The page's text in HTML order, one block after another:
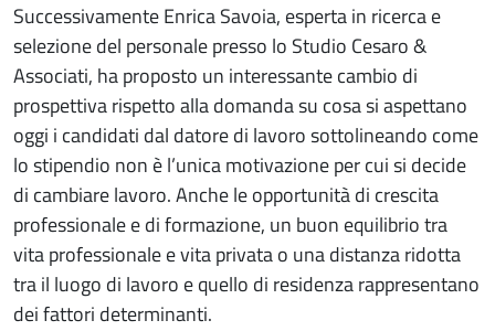
Successivamente Enrica Savoia, esperta in ricerca e
selezione del personale presso lo Studio Cesaro &
Associati, ha proposto un interessante cambio di
prospettiva rispetto alla domanda su cosa si aspettano
oggi i candidati dal datore di lavoro sottolineando come
lo stipendio non è l’unica motivazione per cui si decide
di cambiare lavoro. Anche le opportunità di crescita
professionale e di formazione, un buon equilibrio tra
vita professionale e vita privata o una distanza ridotta
tra il luogo di lavoro e quello di residenza rappresentano
dei fattori determinanti.